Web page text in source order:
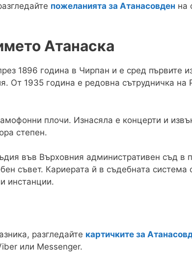
пожеланията за Атанасовден на
Атанаска
1896 година в Чирпан и е сред първите
От 1935 година е редовна сътрудничка
плочи. Изнасяла е концерти и
степен.
във Върховния административен съд в
съвет. Кариерата й в съдебната
инстанции.
разгледайте картичките за
или Messenger.